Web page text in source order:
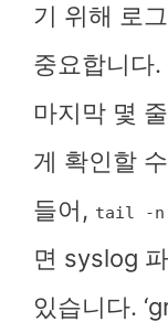
기 위해 로
중요합니다.
마지막 몇
게 확인할
들어, tail -n
면 syslog
있습니다.